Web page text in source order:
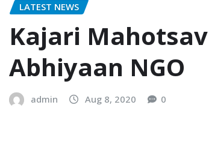
LATEST NEWS
Kajari
Abhiyaan NGO
admin Aug 8, 2020 0